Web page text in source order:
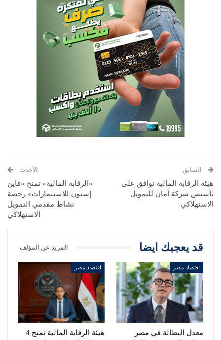
السابق
هيئة الرقابة المالية توافق على
تأسيس شركة أمان للتمويل
الاستهلاكي
الأحدث
«الرقابة المالية» تمنح «فاين
إستون للاستثمارات» رخصة
نشاط مقدمي التمويل
الاستهلاكي
قد يعجبك ايضا المزيد عن المؤلف
اقتصاد مصر
معدل البطالة في مصر
اقتصاد مصر
هيئة الرقابة المالية تمنح 4